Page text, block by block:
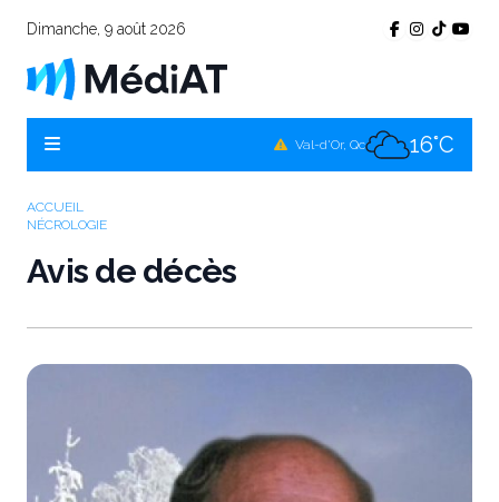
Dimanche, 9 août 2026
Val-d'Or, Qc 16°C
ACCUEIL
NÉCROLOGIE
Avis de décès